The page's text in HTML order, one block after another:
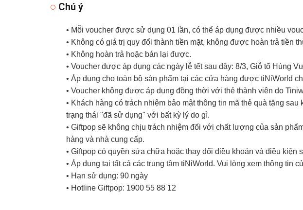
Chú ý
• Mỗi voucher được sử dụng 01 lần, có thể áp dụng được nhiều
• Không có giá trị quy đổi thành tiền mặt, không được hoàn trả tiền
• Không hoàn trả hoặc bán lại được.
• Voucher được áp dụng các ngày lễ tết sau đây: 8/3, Giỗ tổ Hùng
• Áp dụng cho toàn bộ sản phẩm tại các cửa hàng được tiNiWorld
• Voucher không được áp dụng đồng thời với thẻ thành viên do
• Khách hàng có trách nhiệm bảo mật thông tin mã thẻ quà tặng
trạng thái "đã sử dụng" với bất kỳ lý do gì.
• Giftpop sẽ không chịu trách nhiệm đối với chất lượng của sản
hàng và nhà cung cấp.
• Giftpop có quyền sửa chữa hoặc thay đổi điều khoản và điều kiện
• Áp dụng tại tất cả các trung tâm tiNiWorld. Vui lòng xem thông tin
• Hạn sử dụng: 90 ngày
• Hotline Giftpop: 1900 55 88 12